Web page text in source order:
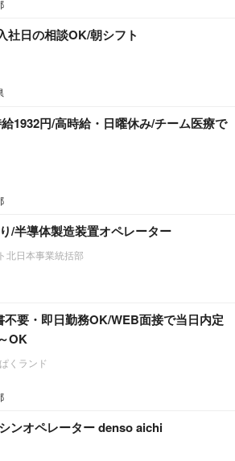
社日の相談OK/朝シフト
1932円/高時給・日曜休み/チーム医療で
/半導体製造装置オペレーター
北日本事業統括部
要・即日勤務OK/WEB面接で当日内定
OK
くランド
ンオペレーター denso aichi